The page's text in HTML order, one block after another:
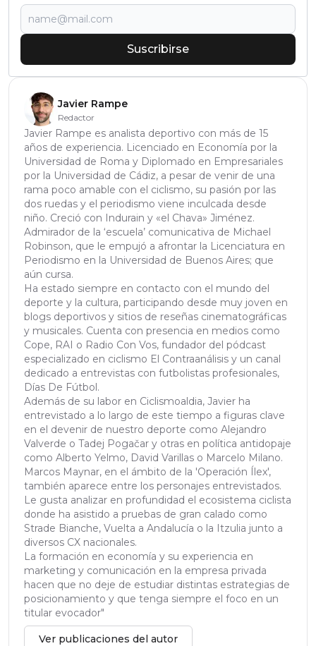
Suscribirse
Javier Rampe
Redactor
Javier Rampe es analista deportivo con más de 15
años de experiencia. Licenciado en Economía por la
Universidad de Roma y Diplomado en Empresariales
por la Universidad de Cádiz, a pesar de venir de una
rama poco amable con el ciclismo, su pasión por las
dos ruedas y el periodismo viene inculcada desde
niño. Creció con Indurain y «el Chava» Jiménez.
Admirador de la ‘escuela’ comunicativa de Michael
Robinson, que le empujó a afrontar la Licenciatura en
Periodismo en la Universidad de Buenos Aires; que
aún cursa.
Ha estado siempre en contacto con el mundo del
deporte y la cultura, participando desde muy joven en
blogs deportivos y sitios de reseñas cinematográficas
y musicales. Cuenta con presencia en medios como
Cope, RAI o Radio Con Vos, fundador del pódcast
especializado en ciclismo El Contraanálisis y un canal
dedicado a entrevistas con futbolistas profesionales,
Días De Fútbol.
Además de su labor en Ciclismoaldia, Javier ha
entrevistado a lo largo de este tiempo a figuras clave
en el devenir de nuestro deporte como Alejandro
Valverde o Tadej Pogačar y otras en política antidopaje
como Alberto Yelmo, David Varillas o Marcelo Milano.
Marcos Maynar, en el ámbito de la 'Operación Ílex',
también aparece entre los personajes entrevistados.
Le gusta analizar en profundidad el ecosistema ciclista
donde ha asistido a pruebas de gran calado como
Strade Bianche, Vuelta a Andalucía o la Itzulia junto a
diversos CX nacionales.
La formación en economía y su experiencia en
marketing y comunicación en la empresa privada
hacen que no deje de estudiar distintas estrategias de
posicionamiento y que tenga siempre el foco en un
titular evocador"
Ver publicaciones del autor